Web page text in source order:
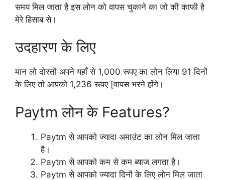
समय मिल जाता है इस लोन को वापस चुकाने का जो की काफी है
मेरे हिसाब से।
उदहारण के लिए
मान लो दोस्तों अपने यहाँ से 1,000 रूपए का लोन लिया 91 दिनों
के लिए तो आपको 1,236 रूपए [वापस भरने होंगे।
Paytm लोन के Features?
Paytm से आपको ज्यादा अमाउंट का लोन मिल जाता
है।
Paytm से आपको कम से कम ब्याज लगता है।
Paytm से आपको ज्यादा दिनों के लिए लोन मिल जाता